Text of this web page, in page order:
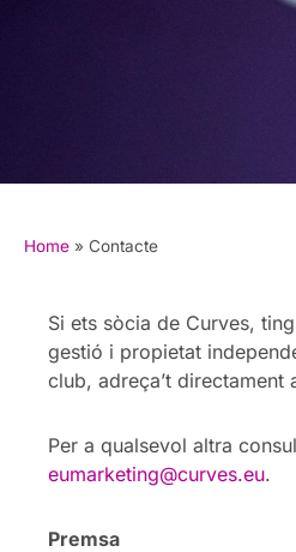
Home » Contacte
Si ets sòcia de Curves,
gestió i propietat
club, adreça’t directament
Per a qualsevol altra
eumarketing@curves.eu.
Premsa